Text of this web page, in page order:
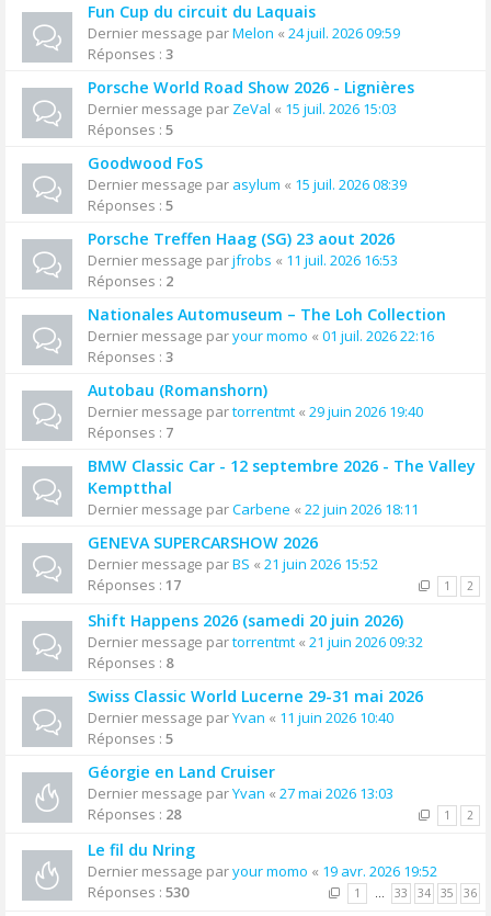
Fun Cup du circuit du Laquais
Dernier message parMelon « 24 juil. 2026 09:59
Réponses : 3
Porsche World Road Show 2026 - Lignières
Dernier message par ZeVal « 15 juil. 2026 15:03
Réponses : 5
Goodwood FoS
Dernier message par asylum « 15 juil. 2026 08:39
Réponses : 5
Porsche Treffen Haag (SG) 23 aout 2026
Dernier message parjfrobs « 11 juil. 2026 16:53
Réponses : 2
Nationales Automuseum – The Loh Collection
Dernier message paryour momo « 01 juil. 2026 22:16
Réponses : 3
Autobau (Romanshorn)
Dernier message partorrentmt « 29 juin 2026 19:40
Réponses : 7
BMW Classic Car - 12 septembre 2026 - The Valley
Kemptthal
Dernier message parCarbene « 22 juin 2026 18:11
GENEVA SUPERCARSHOW 2026
Dernier message parBS « 21 juin 2026 15:52
Réponses : 17 1 2
Shift Happens 2026 (samedi 20 juin 2026)
Dernier message partorrentmt « 21 juin 2026 09:32
Réponses : 8
Swiss Classic World Lucerne 29-31 mai 2026
Dernier message parYvan « 11 juin 2026 10:40
Réponses : 5
Géorgie en Land Cruiser
Dernier message parYvan « 27 mai 2026 13:03
Réponses : 28 1 2
Le fil du Nring
Dernier message paryour momo « 19 avr. 2026 19:52
Réponses : 530 1 … 33 34 35 36